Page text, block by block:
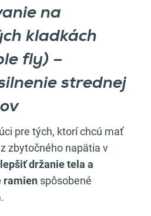
na
kladkách
fly) –
strednej
pre tých, ktorí chcú mať
zbytočného napätia v
držanie tela a
ramien spôsobené